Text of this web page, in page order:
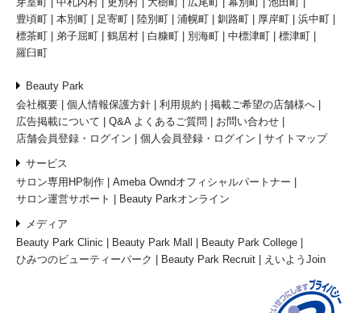
豊頃町
本別町 足寄町 陸別町 浦幌町 釧路町 厚岸町
浜中町
標茶町
弟子屈町 鶴居村 白糠町 別海町 中標津町
標津町
羅臼町
Beauty Park
会社概要
個人情報保護方針 利用規約
掲載ご希望の店舗様へ
広告掲載について
Q&A よくあるご質問
お問い合わせ
店舗会員登録・ログイン
個人会員登録・ログイン サイトマップ
サービス
サロン専用HP制作
Ameba Owndオフィシャルパートナー
サロン運営サポート
Beauty Parkオンライン
メディア
Beauty Park Clinic
Beauty Park Mall
Beauty Park College
ひみつのビューティーパーク
Beauty Park Recruit えいようJoin